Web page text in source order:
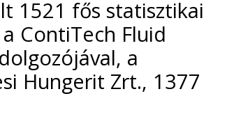
1521 fős statisztikai
ContiTech Fluid
a
Hungerit Zrt., 1377